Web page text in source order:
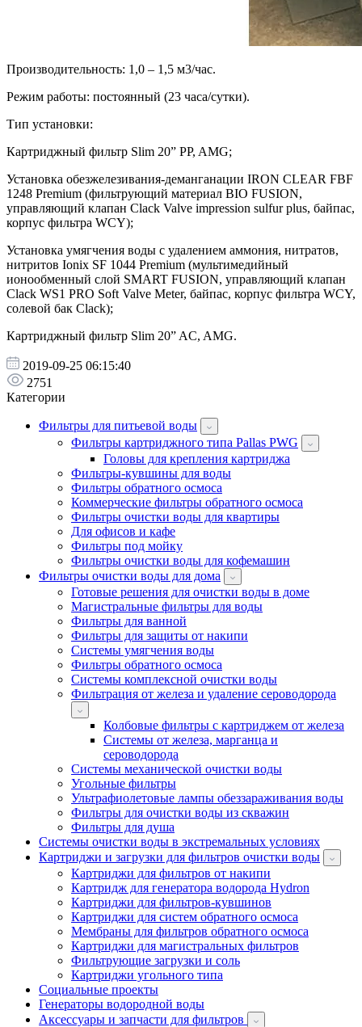
Производительность: 1,0 – 1,5 м3/час.
Режим работы: постоянный (23 часа/сутки).
Тип установки:
Картриджный фильтр Slim 20” PP, AMG;
Установка обезжелезивания-деманганации IRON CLEAR FBF
1248 Premium (фильтрующий материал BIO FUSION,
управляющий клапан Clack Valve impression sulfur plus, байпас,
корпус фильтра WCY);
Установка умягчения воды с удалением аммония, нитратов,
нитритов Ionix SF 1044 Premium (мультимедийный
ионообменный слой SMART FUSION, управляющий клапан
Clack WS1 PRO Soft Valve Meter, байпас, корпус фильтра WCY,
солевой бак Clack);
Картриджный фильтр Slim 20” AC, AMG.
2019-09-25 06:15:40
2751
Категории
Фильтры для питьевой воды
Фильтры картриджного типа Pallas PWG
Головы для крепления картриджа
Фильтры-кувшины для воды
Фильтры обратного осмоса
Коммерческие фильтры обратного осмоса
Фильтры очистки воды для квартиры
Для офисов и кафе
Фильтры под мойку
Фильтры очистки воды для кофемашин
Фильтры очистки воды для дома
Готовые решения для очистки воды в доме
Магистральные фильтры для воды
Фильтры для ванной
Фильтры для защиты от накипи
Системы умягчения воды
Фильтры обратного осмоса
Системы комплексной очистки воды
Фильтрация от железа и удаление сероводорода
Колбовые фильтры с картриджем от железа
Системы от железа, марганца и
сероводорода
Системы механической очистки воды
Угольные фильтры
Ультрафиолетовые лампы обеззараживания воды
Фильтры для очистки воды из скважин
Фильтры для душа
Системы очистки воды в экстремальных условиях
Картриджи и загрузки для фильтров очистки воды
Картриджи для фильтров от накипи
Картридж для генератора водорода Hydron
Картриджи для фильтров-кувшинов
Картриджи для систем обратного осмоса
Мембраны для фильтров обратного осмоса
Картриджи для магистральных фильтров
Фильтрующие загрузки и соль
Картриджи угольного типа
Социальные проекты
Генераторы водородной воды
Аксессуары и запчасти для фильтров